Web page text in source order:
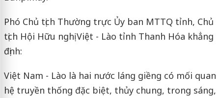
Phó Chủ tịch Thường trực Ủy ban MTTQ tỉnh, Chủ
tịch Hội Hữu nghị Việt - Lào tỉnh Thanh Hóa khẳng
định:
Việt Nam - Lào là hai nước láng giềng có mối quan
hệ truyền thống đặc biệt, thủy chung, trong sáng,